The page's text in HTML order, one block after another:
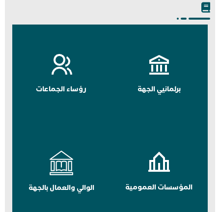
برلمانيي الجهة رؤساء الجماعات
المؤسسات العمومية الوالي والعمال بالجهة